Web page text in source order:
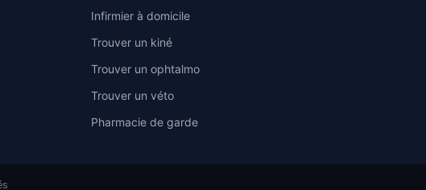
Infirmier à domicile
Trouver un kiné
Trouver un ophtalmo
Trouver un véto
Pharmacie de garde